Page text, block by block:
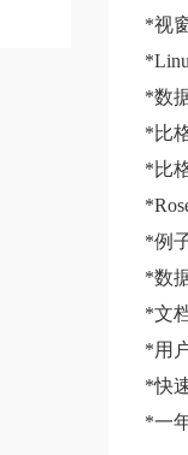
*视
*数
*比
*比
*例
*数
*文
*用
*快
*一